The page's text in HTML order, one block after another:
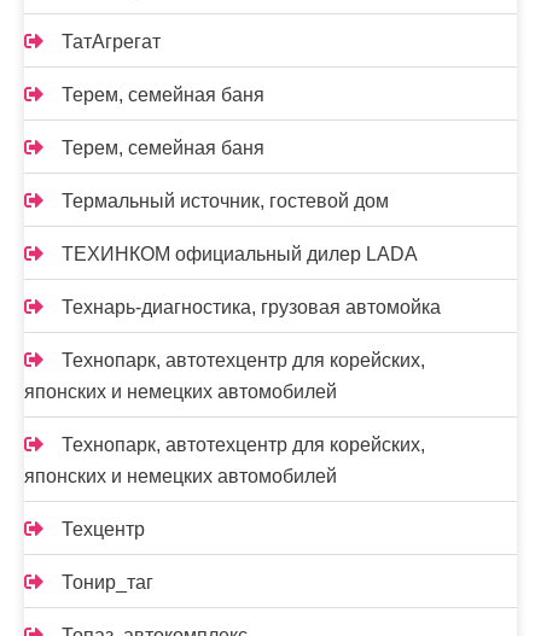
ТатАгрегат
Терем, семейная баня
Терем, семейная баня
Термальный источник, гостевой дом
ТЕХИНКОМ официальный дилер LADA
Технарь-диагностика, грузовая автомойка
Технопарк, автотехцентр для корейских,
японских и немецких автомобилей
Технопарк, автотехцентр для корейских,
японских и немецких автомобилей
Техцентр
Тонир_таг